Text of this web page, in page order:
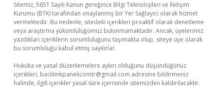
Sitemiz, 5651 Sayılı Kanun gereğince Bilgi Teknolojileri ve İletişim
Kurumu (BTK) tarafından onaylanmış bir Yer Sağlayıcı olarak hizmet
vermektedir. Bu nedenle, sitedeki içerikleri proaktif olarak denetleme
veya araştırma yükümlülüğümüz bulunmamaktadır. Ancak, üyelerimiz
yazdıkları içeriklerin sorumluluğunu taşımakta olup, siteye üye olarak
bu sorumluluğu kabul etmiş sayılırlar.
Hukuka ve yasal düzenlemelere aykırı olduğunu düşündüğünüz
içerikleri, backlinkpanelicomtr@gmail.com adresine bildirmeniz
halinde, ilgili içerikler yasal süre içerisinde sitemizden kaldırılacaktır.